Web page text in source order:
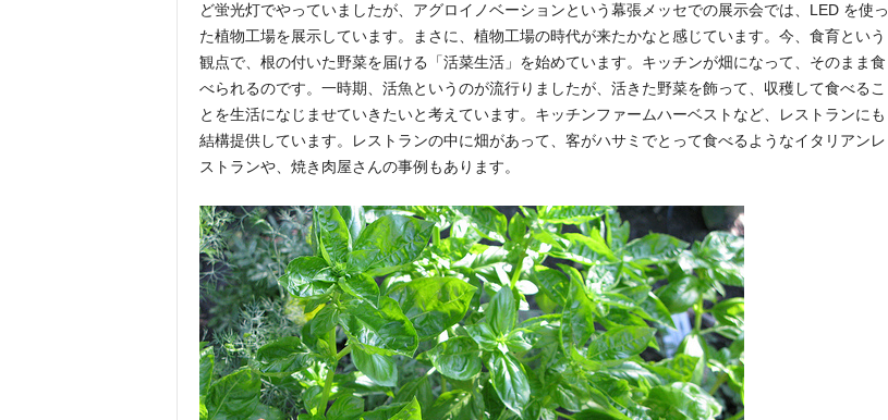
ど蛍光灯でやっていましたが、アグロイノベーションという幕張メッセでの展示会では、LED を使っ
た植物工場を展示しています。まさに、植物工場の時代が来たかなと感じています。今、食育という
観点で、根の付いた野菜を届ける「活菜生活」を始めています。キッチンが畑になって、そのまま食
べられるのです。一時期、活魚というのが流行りましたが、活きた野菜を飾って、収穫して食べるこ
とを生活になじませていきたいと考えています。キッチンファームハーベストなど、レストランにも
結構提供しています。レストランの中に畑があって、客がハサミでとって食べるようなイタリアンレ
ストランや、焼き肉屋さんの事例もあります。